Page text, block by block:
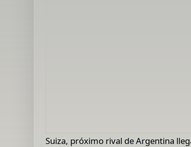
Suiza, próximo rival de Argentina